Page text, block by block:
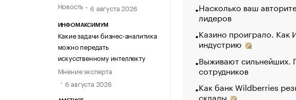
Новость
6 августа 2026
ИНФОМАКСИМУМ
Какие задачи бизнес-аналитика
можно передать
искусственному интеллекту
Мнение эксперта
6 августа 2026
Насколько ваш
лидеров
Казино проиграло.
индустрию
Выживают сильнейших.
сотрудников
Как банк Wildberries
склады